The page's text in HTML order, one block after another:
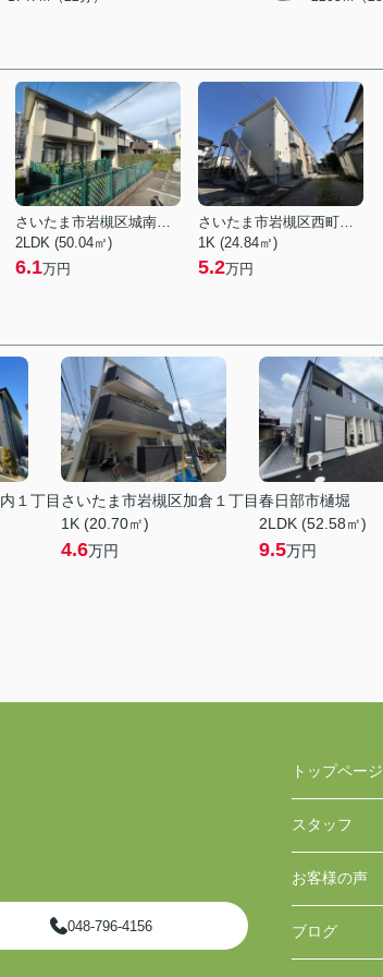
さいたま市岩槻区城南５丁目
2LDK (50.04㎡)
6.1万円
さいたま市岩槻区西町５丁目
1K (24.84㎡)
5.2万円
１丁目 さいたま市岩槻区加倉１丁目
1K (20.70㎡)
4.6万円
春日部市樋堀
2LDK (52.58㎡)
9.5万円
048-796-4156
トップページ
スタッフ
お客様の声
ブログ